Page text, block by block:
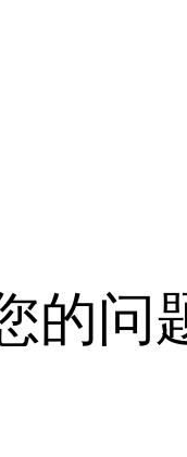
的问